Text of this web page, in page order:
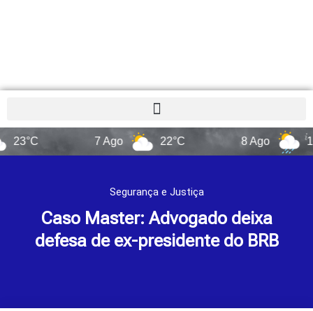
22°C 14°C
Segurança e Justiça
Caso Master: Advogado deixa
defesa de ex-presidente do BRB